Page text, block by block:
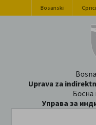
Bosanski
Uprava za
Босна
Управа за